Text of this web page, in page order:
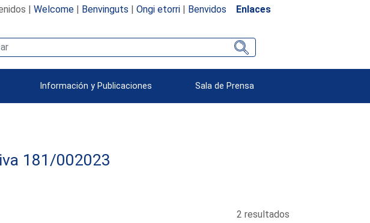
| Welcome| Benvinguts | Ongi etorri| Benvidos Enlaces
Información y Publicaciones Sala de Prensa
181/002023
2 resultados